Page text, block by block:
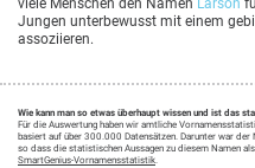
viele Menschen den Namen Larson
Jungen unterbewusst mit einem
assoziieren.
Wie kann man so etwas überhaupt wissen und ist das
Für die Auswertung haben wir amtliche
basiert auf über 300.000 Datensätzen. Darunter war der
so dass die statistischen Aussagen zu diesem Namen
SmartGenius-Vornamensstatistik.